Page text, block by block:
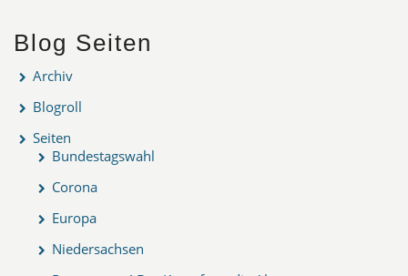
Blog Seiten
Archiv
Blogroll
Seiten
Bundestagswahl
Corona
Europa
Niedersachsen